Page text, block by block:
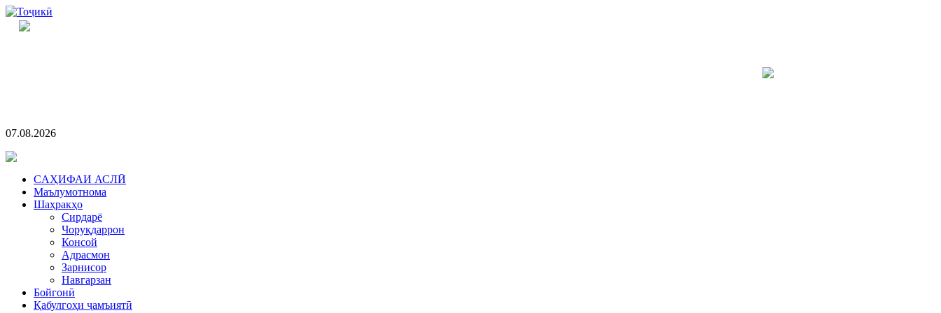
07.08.2026
CАҲИФАИ АСЛӢ
Маълумотнома
Шаҳракҳо
Сирдарё
Чоруқдаррон
Консой
Адрасмон
Зарнисор
Навгарзан
Бойгонӣ
Қабулгоҳи ҷамъиятӣ